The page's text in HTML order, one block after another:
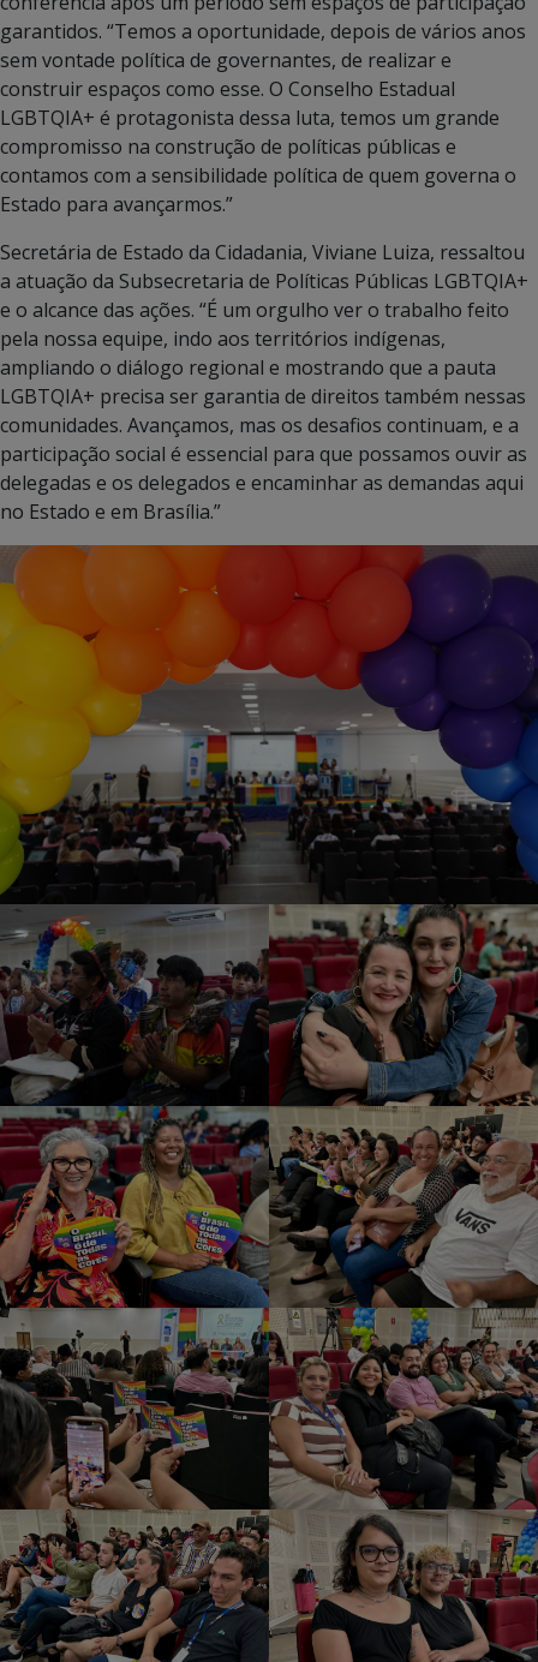
garantidos. “Temos a oportunidade, depois de vários anos
sem vontade política de governantes, de realizar e
construir espaços como esse. O Conselho Estadual
LGBTQIA+ é protagonista dessa luta, temos um grande
compromisso na construção de políticas públicas e
contamos com a sensibilidade política de quem governa o
Estado para avançarmos.”
Secretária de Estado da Cidadania, Viviane Luiza, ressaltou
a atuação da Subsecretaria de Políticas Públicas LGBTQIA+
e o alcance das ações. “É um orgulho ver o trabalho feito
pela nossa equipe, indo aos territórios indígenas,
ampliando o diálogo regional e mostrando que a pauta
LGBTQIA+ precisa ser garantia de direitos também nessas
comunidades. Avançamos, mas os desafios continuam, e a
participação social é essencial para que possamos ouvir as
delegadas e os delegados e encaminhar as demandas aqui
no Estado e em Brasília.”